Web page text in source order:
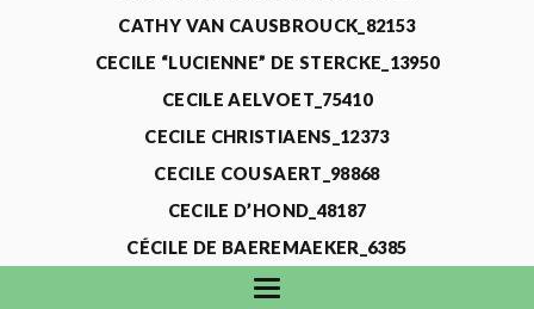
CATHY VAN CAUSBROUCK_82153
CECILE “LUCIENNE” DE STERCKE_13950
CECILE AELVOET_75410
CECILE CHRISTIAENS_12373
CECILE COUSAERT_98868
CECILE D’HOND_48187
CÉCILE DE BAEREMAEKER_6385
CECILE DE WAELE_4731